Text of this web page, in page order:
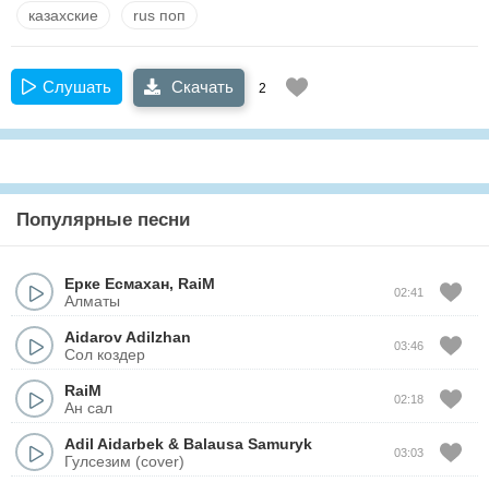
казахские rus поп
Слушать Скачать 2
Популярные песни
Ерке Есмахан, RaiM
Алматы
02:41
Aidarov Adilzhan
Сол коздер
03:46
RaiM
Ан сал
02:18
Adil Aidarbek & Balausa Samuryk
Гулсезим (cover)
03:03